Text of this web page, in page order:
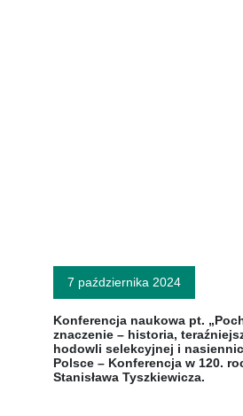
7 października 2024
Konferencja naukowa pt.
znaczenie – historia,
hodowli selekcyjnej i
Polsce – Konferencja w 120.
Stanisława Tyszkiewicza.